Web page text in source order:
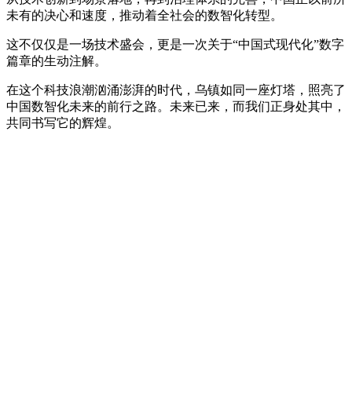
未有的决心和速度，推动着全社会的数智化转型。
这不仅仅是一场技术盛会，更是一次关于“中国式现代化”数字
篇章的生动注解。
在这个科技浪潮汹涌澎湃的时代，乌镇如同一座灯塔，照亮了
中国数智化未来的前行之路。未来已来，而我们正身处其中，
共同书写它的辉煌。